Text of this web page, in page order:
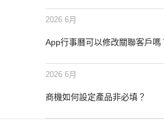
2026 6月
App行事曆可以修改關聯客戶嗎
2026 6月
商機如何設定產品非必填？